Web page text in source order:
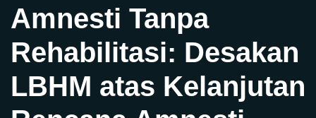
Amnesti Tanpa
Rehabilitasi: Desakan
LBHM atas Kelanjutan